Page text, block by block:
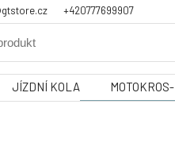
+420777699907
JÍZDNÍ KOLA